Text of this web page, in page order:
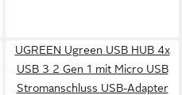
UGREEN Ugreen USB HUB 4x
USB 3 2 Gen 1 mit Micro USB
Stromanschluss USB-Adapter